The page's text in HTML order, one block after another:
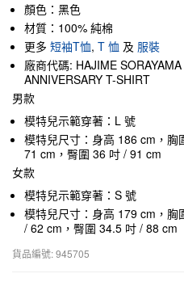
顏色：黑色
材質：100% 純棉
更多 短袖T恤, T 恤 及 服裝
廠商代碼: HAJIME
ANNIVERSARY T-SHIRT
男款
模特兒示範穿著：L 號
模特兒尺寸：身高 186 cm，
71 cm，臀圍 36 吋 / 91 cm
女款
模特兒示範穿著：S 號
模特兒尺寸：身高 179 cm，
/ 62 cm，臀圍 34.5 吋 / 88 cm
貨品編號: 945705